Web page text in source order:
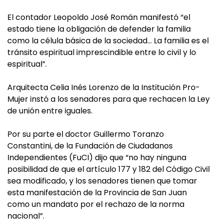
El contador Leopoldo José Román manifestó “el
estado tiene la obligación de defender la familia
como la célula básica de la sociedad… La familia es el
tránsito espiritual imprescindible entre lo civil y lo
espiritual”.
Arquitecta Celia Inés Lorenzo de la Institución Pro-
Mujer instó a los senadores para que rechacen la Ley
de unión entre iguales.
Por su parte el doctor Guillermo Toranzo
Constantini, de la Fundación de Ciudadanos
Independientes (FuCI) dijo que “no hay ninguna
posibilidad de que el artículo 177 y 182 del Código Civil
sea modificado, y los senadores tienen que tomar
esta manifestación de la Provincia de San Juan
como un mandato por el rechazo de la norma
nacional”.